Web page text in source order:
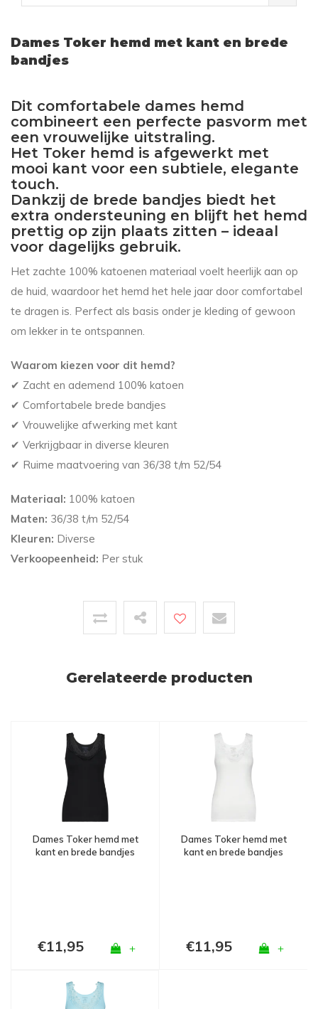
Dames Toker hemd met kant en brede
bandjes
Dit comfortabele dames hemd
combineert een perfecte pasvorm met
een vrouwelijke uitstraling.
Het Toker hemd is afgewerkt met
mooi kant voor een subtiele, elegante
touch.
Dankzij de brede bandjes biedt het
extra ondersteuning en blijft het hemd
prettig op zijn plaats zitten – ideaal
voor dagelijks gebruik.
Het zachte 100% katoenen materiaal voelt heerlijk aan op
de huid, waardoor het hemd het hele jaar door comfortabel
te dragen is. Perfect als basis onder je kleding of gewoon
om lekker in te ontspannen.
Waarom kiezen voor dit hemd?
✔ Zacht en ademend 100% katoen
✔ Comfortabele brede bandjes
✔ Vrouwelijke afwerking met kant
✔ Verkrijgbaar in diverse kleuren
✔ Ruime maatvoering van 36/38 t/m 52/54
Materiaal: 100% katoen
Maten: 36/38 t/m 52/54
Kleuren: Diverse
Verkoopeenheid: Per stuk
Gerelateerde producten
Dames Toker hemd met
kant en brede bandjes
€11,95 +
Dames Toker hemd met
kant en brede bandjes
€11,95 +